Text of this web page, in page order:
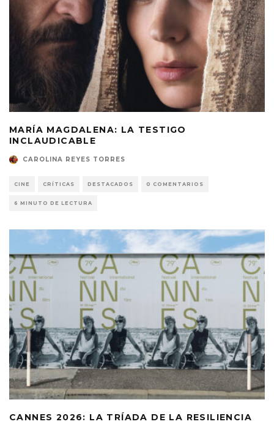
MARÍA MAGDALENA: LA TESTIGO
INCLAUDICABLE
CAROLINA REYES TORRES
CINE CRÍTICAS DESTACADOS 0 COMENTARIOS
6 MINUTO DE LECTURA
CANNES 2026: LA TRÍADA DE LA RESILIENCIA